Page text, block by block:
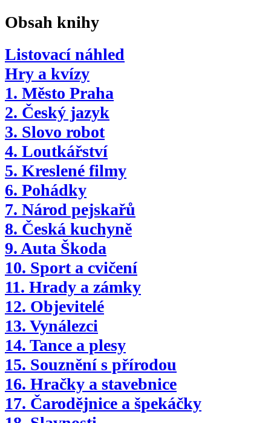
Obsah knihy
Listovací náhled
Hry a kvízy
1. Město Praha
2. Český jazyk
3. Slovo robot
4. Loutkářství
5. Kreslené filmy
6. Pohádky
7. Národ pejskařů
8. Česká kuchyně
9. Auta Škoda
10. Sport a cvičení
11. Hrady a zámky
12. Objevitelé
13. Vynálezci
14. Tance a plesy
15. Souznění s přírodou
16. Hračky a stavebnice
17. Čarodějnice a špekáčky